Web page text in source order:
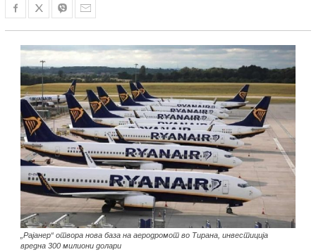
„Рајанер“ отвора нова база на аеродромот во Тирана, инвестиција
вредна 300 милиони долари